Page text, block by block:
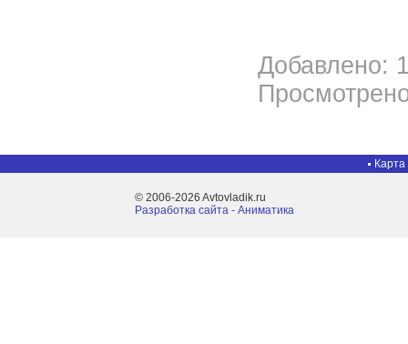
Добавлено:
Карта
© 2006-2026 Avtovladik.ru
Разработка сайта - Aниматика